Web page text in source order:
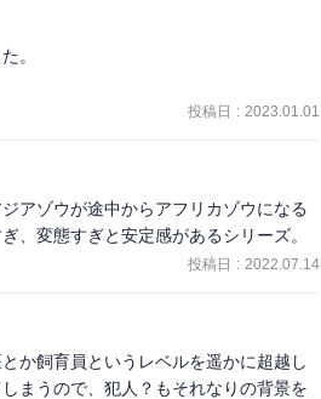
る。
たが協力体制をとることとなった。ハ
せん。
見知り。
。
投稿日 : 2023.01.01
アゾウが途中からアフリカゾウになる
、変態すぎと安定感があるシリーズ。
投稿日 : 2022.07.14
か飼育員というレベルを遥かに超越し
まうので、犯人？もそれなりの背景を